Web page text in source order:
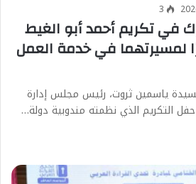
3
في تكريم أحمد أبو الغيط
لمسيرتهما في خدمة العمل
ياسمين ثروت، رئيس مجلس إدارة
التكريم الذي نظمته مندوبية دولة…